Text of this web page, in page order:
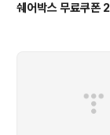
쉐어박스 무료쿠폰